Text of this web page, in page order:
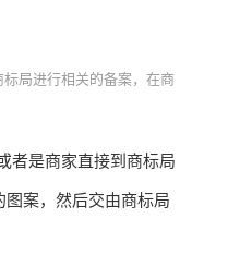
局进行相关的备案，在商
者是商家直接到商标局
案，然后交由商标局